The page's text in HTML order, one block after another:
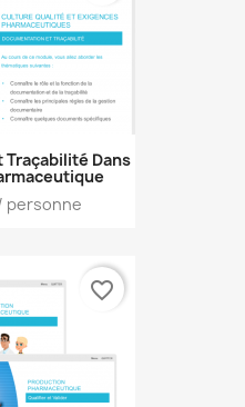
Dans
personne
favorite_border